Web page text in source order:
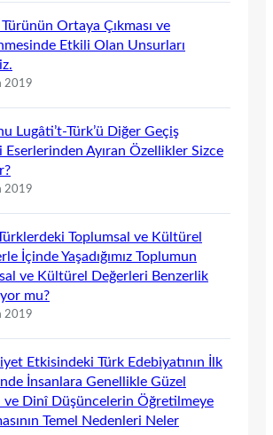
Ortaya Çıkması ve
Etkili Olan Unsurları
2019
Lugâti’t-Türk’ü Diğer Geçiş
Eserlerinden Ayıran Özellikler Sizce
2019
Toplumsal ve Kültürel
İçinde Yaşadığımız Toplumun
ve Kültürel Değerleri Benzerlik
mu?
2019
Etkisindeki Türk Edebiyatının İlk
İnsanlara Genellikle Güzel
ve Dinî Düşüncelerin Öğretilmeye
Temel Nedenleri Neler